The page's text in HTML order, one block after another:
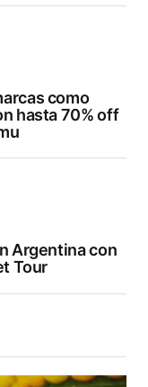
como
hasta 70% off
Argentina con
Tour